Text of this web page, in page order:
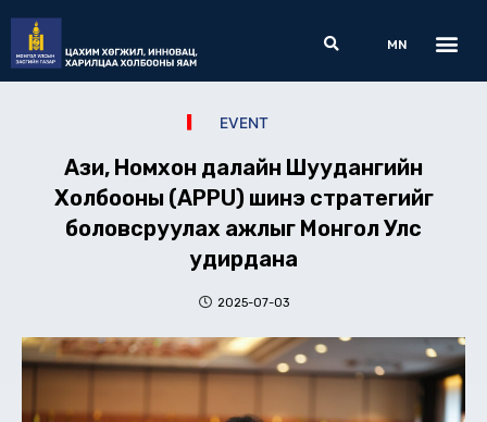
content
Search
MN
EVENT
Ази, Номхон далайн Шуудангийн
Холбооны (APPU) шинэ стратегийг
боловсруулах ажлыг Монгол Улс
удирдана
2025-07-03